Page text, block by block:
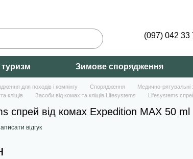
(097) 042 33
Зимове спорядження
для походів і кемпінгу Спорядження
Медично-рятувальні
кліщів
Засоби від комах та кліщів Lifesystems Lifesystems
спрей від комах Expedition MAX 50 ml
відгук